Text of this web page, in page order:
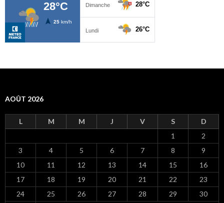
AOÛT 2026
L M M J V S D
1
2
3
4 5 6 7 8
9
10
11 12 13 14 15
16
17
18 19 20 21 22
23
24
25 26 27 28 29
30